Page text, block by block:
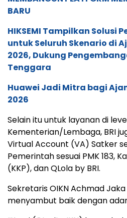
BARU
HIKSEMI Tampilkan Solusi
untuk Seluruh Skenario di
2026, Dukung
Tenggara
Huawei Jadi Mitra bagi
2026
Selain itu untuk layanan di
Kementerian/Lembaga, BRI
Virtual Account (VA) Satker
Pemerintah sesuai PMK 183,
(KKP), dan QLola by BRI.
Sekretaris OIKN Achmad
menyambut baik dengan